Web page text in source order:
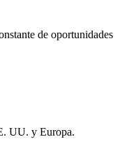
de oportunidades
UU. y Europa.